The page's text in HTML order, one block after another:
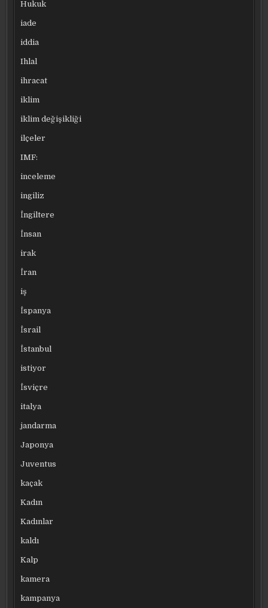
Hukuk
iade
iddia
Ihlal
ihracat
iklim
iklim değişikliği
ilçeler
IMF:
inceleme
ingiliz
İngiltere
İnsan
irak
İran
iş
İspanya
İsrail
İstanbul
istiyor
İsviçre
italya
jandarma
Japonya
Juventus
kaçak
Kadın
Kadınlar
kaldı
Kalp
kamera
kampanya